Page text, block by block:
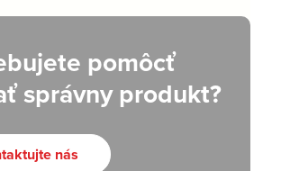
pomôcť
správny produkt?
nás